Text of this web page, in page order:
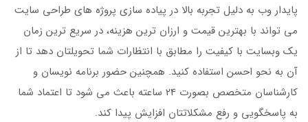
پایدار وب به دلیل تجربه بالا در پیاده سازی پروژه های طراحی سایت
می تواند با بهترین قیمت و ارزان ترین هزینه، در سریع ترین زمان
یک وبسایت با کیفیت را مطابق با انتظارات شما تحویلتان دهد تا از
آن به نحو احسن استفاده کنید. همچنین حضور برنامه نویسان و
کارشناسان متخصص بصورت 24 ساعته باعث می شود تا اعتماد شما
به پاسخگویی و رفع مشکلاتتان افزایش پیدا کند.